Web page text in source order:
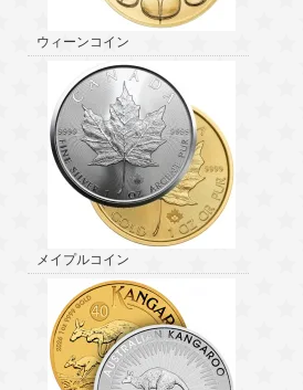
ウィーンコイン
メイプルコイン